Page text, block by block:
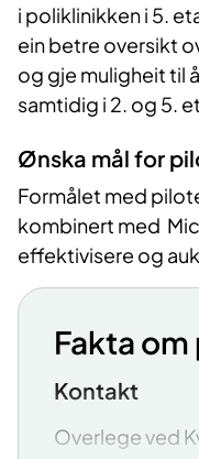
i poliklinikken i 5.
ein betre oversikt
og gje muligheit til
samtidig i 2. og 5.
Ønska mål for
Formålet med
kombinert med
effektivisere og
Fakta
Kontakt
Overlege ved